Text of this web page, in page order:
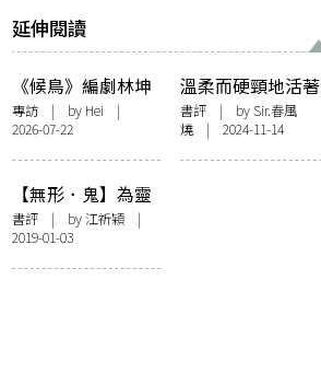
延伸閱讀
《候鳥》編劇林坤
燿 × 導演李智達：
離開與留下，從來
都不只是一個人的
決定
專訪 | by Hei |
2026-07-22
溫柔而硬頸地活著
並註視著——《少
年來了》書評
書評| by Sir.春風
燒 | 2024-11-14
【無形．鬼】為靈
魂栽種尊嚴——評
韓江《少年來了》
書評 | by江祈穎 |
2019-01-03